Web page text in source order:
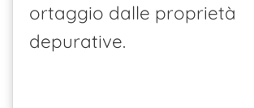
ortaggio dalle proprietà
depurative.